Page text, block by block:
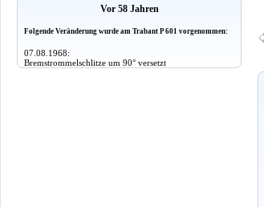
Vor 58 Jahren
Folgende Veränderung wurde am Trabant P 601 vorgenommen:
07.08.1968:
Bremstrommelschlitze um 90° versetzt